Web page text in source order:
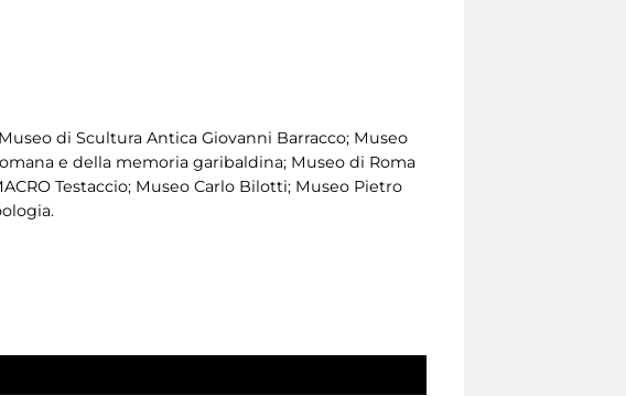
di Scultura Antica Giovanni Barracco; Museo
e della memoria garibaldina; Museo di Roma
Testaccio; Museo Carlo Bilotti; Museo Pietro